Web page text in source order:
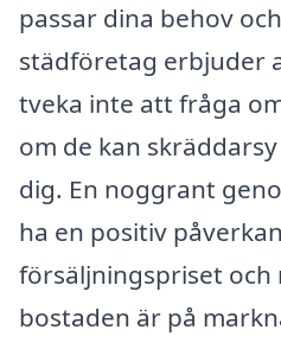
passar dina behov
städföretag erbjuder
tveka inte att fråga
om de kan
dig. En noggrant
ha en positiv
försäljningspriset och
bostaden är på